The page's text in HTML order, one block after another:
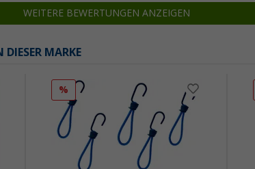
WEITERE BEWERTUNGEN ANZEIGEN
DIESER MARKE
%